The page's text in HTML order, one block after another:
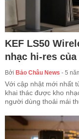
KEF LS50
nhạc hi-res
Bởi Bảo Châu News - 5
Với cập nhật mới nhất
khai thác được kho
người dùng thoải mái